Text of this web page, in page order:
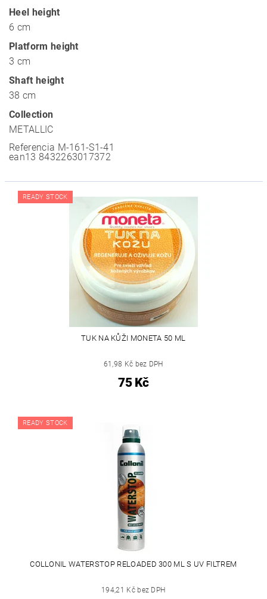
Heel height
6 cm
Platform height
3 cm
Shaft height
38 cm
Collection
METALLIC
Referencia M-161-S1-41
ean13 8432263017372
READY STOCK
TUK NA KŮŽI MONETA 50 ML
61,98 Kč bez DPH
75 Kč
READY STOCK
COLLONIL WATERSTOP RELOADED 300 ML S UV FILTREM
194,21 Kč bez DPH